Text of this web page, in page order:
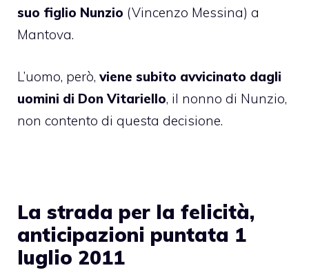
suo figlio Nunzio (Vincenzo Messina) a
Mantova.
L’uomo, però, viene subito avvicinato dagli
uomini di Don Vitariello, il nonno di Nunzio,
non contento di questa decisione.
La strada per la felicità,
anticipazioni puntata 1
luglio 2011